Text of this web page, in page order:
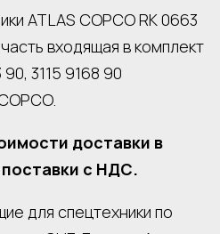
ATLAS COPCO RK 0663
входящая в комплект
3115 9168 90
доставки в
с НДС.
для спецтехники по